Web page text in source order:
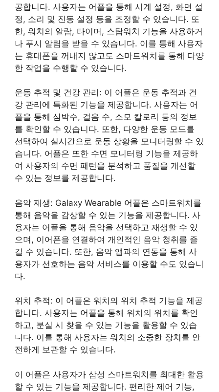
공합니다. 사용자는 어플을 통해 시계 설정, 화면 설
정, 소리 및 진동 설정 등을 조정할 수 있습니다. 또
한, 워치의 알람, 타이머, 스탑워치 기능을 사용하거
나 푸시 알림을 받을 수 있습니다. 이를 통해 사용자
는 휴대폰을 꺼내지 않고도 스마트워치를 통해 다양
한 작업을 수행할 수 있습니다.
운동 추적 및 건강 관리: 이 어플은 운동 추적과 건
강 관리에 특화된 기능을 제공합니다. 사용자는 어
플을 통해 심박수, 걸음 수, 소모 칼로리 등의 정보
를 확인할 수 있습니다. 또한, 다양한 운동 모드를
선택하여 실시간으로 운동 상황을 모니터링할 수 있
습니다. 어플은 또한 수면 모니터링 기능을 제공하
여 사용자의 수면 패턴을 분석하고 품질을 개선할
수 있는 정보를 제공합니다.
음악 재생: Galaxy Wearable 어플은 스마트워치를
통해 음악을 감상할 수 있는 기능을 제공합니다. 사
용자는 어플을 통해 음악을 선택하고 재생할 수 있
으며, 이어폰을 연결하여 개인적인 음악 청취를 즐
길 수 있습니다. 또한, 음악 앱과의 연동을 통해 사
용자가 선호하는 음악 서비스를 이용할 수도 있습니
다.
위치 추적: 이 어플은 워치의 위치 추적 기능을 제공
합니다. 사용자는 어플을 통해 워치의 위치를 확인
하고, 분실 시 찾을 수 있는 기능을 활용할 수 있습
니다. 이를 통해 사용자는 워치의 소중한 장치를 안
전하게 보관할 수 있습니다.
이 어플은 사용자가 삼성 스마트워치를 최대한 활용
할 수 있는 기능을 제공합니다. 편리한 제어 기능,